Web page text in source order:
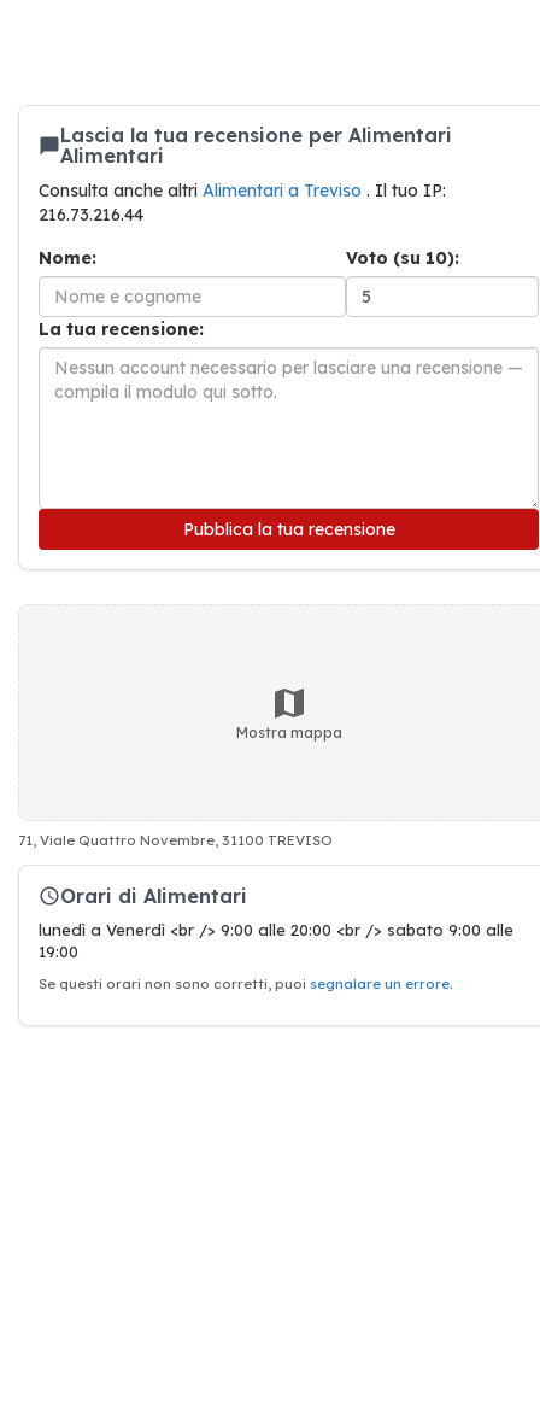
Lascia la tua recensione per Alimentari
Alimentari
Consulta anche altri Alimentari a Treviso . Il tuo IP:
216.73.216.44
Nome:
Voto (su 10):
La tua recensione:
Pubblica la tua recensione
Mostra mappa
71, Viale Quattro Novembre, 31100 TREVISO
Orari di Alimentari
lunedì a Venerdì <br /> 9:00 alle 20:00 <br /> sabato 9:00 alle
19:00
Se questi orari non sono corretti, puoi segnalare un errore.